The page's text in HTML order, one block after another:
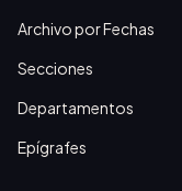
Archivo por Fechas
Secciones
Departamentos
Epígrafes